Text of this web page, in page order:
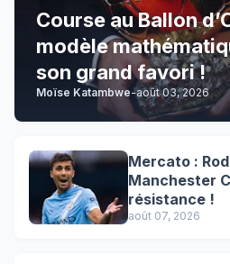
Course au Ballon
modèle
son grand favori !
Moïse Katambwe-août 03, 2026
Mercato :
Manchester
résistance !
août 07, 2026